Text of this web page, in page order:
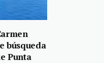
búsqueda
Punta